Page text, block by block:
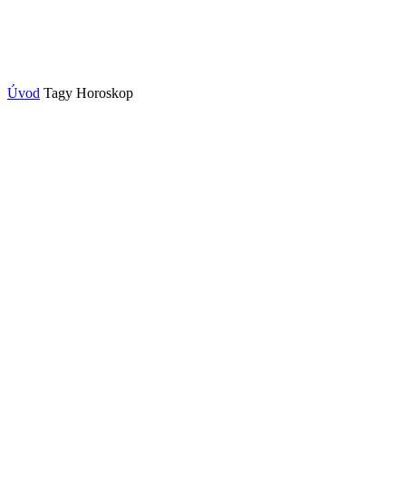
Úvod Tagy Horoskop